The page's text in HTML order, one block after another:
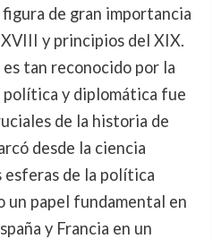
de gran importancia
y principios del XIX.
tan reconocido por la
política y diplomática fue
de la historia de
desde la ciencia
esferas de la política
un papel fundamental en
y Francia en un